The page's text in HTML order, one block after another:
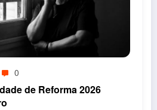
0
de Reforma 2026